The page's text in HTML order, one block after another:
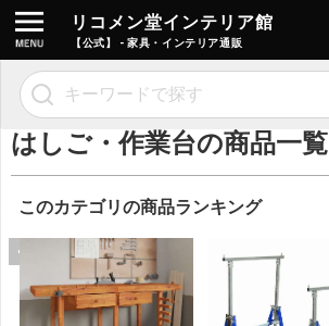
リコメン堂インテリア館
【公式】 - 家具・インテリア通販
はしご・作業台の商品一覧
このカテゴリの商品ランキング